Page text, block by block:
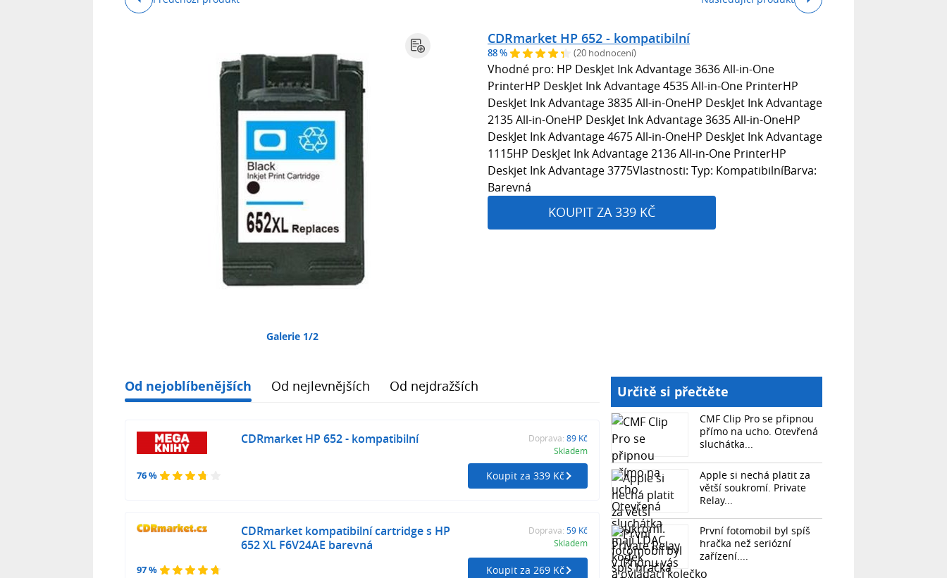
Galerie 1/2
CDRmarket HP 652 - kompatibilní
88 % (20 hodnocení)
Vhodné pro: HP DeskJet Ink Advantage 3636 All-in-One
PrinterHP DeskJet Ink Advantage 4535 All-in-One PrinterHP
DeskJet Ink Advantage 3835 All-in-OneHP DeskJet Ink Advantage
2135 All-in-OneHP DeskJet Ink Advantage 3635 All-in-OneHP
DeskJet Ink Advantage 4675 All-in-OneHP DeskJet Ink Advantage
1115HP DeskJet Ink Advantage 2136 All-in-One PrinterHP
Deskjet Ink Advantage 3775Vlastnosti: Typ: KompatibilníBarva:
Barevná
KOUPIT ZA 339 KČ
Od nejoblíbenějších Od nejlevnějších Od nejdražších
76 %
CDRmarket HP 652 - kompatibilní Doprava: 89 Kč
Skladem
Koupit za 339 Kč
97 %
CDRmarket kompatibilní cartridge s HP
652 XL F6V24AE barevná
Doprava: 59 Kč
Skladem
Koupit za 269 Kč
Určitě si přečtěte
CMF Clip Pro se připnou
přímo na ucho. Otevřená
sluchátka...
Apple si nechá platit za
větší soukromí. Private
Relay...
První fotomobil byl spíš
hračka než seriózní
zařízení....